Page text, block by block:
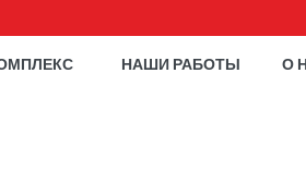
НАШИ РАБОТЫ О